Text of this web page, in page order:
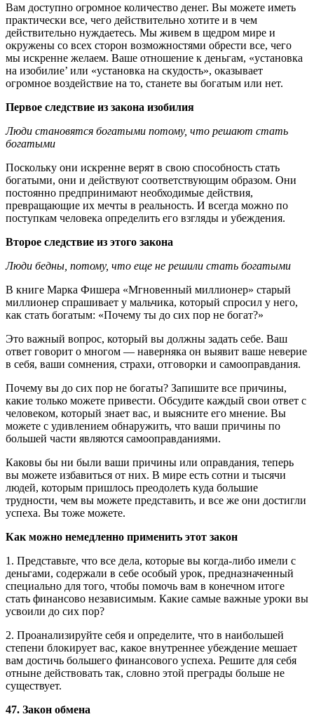
Вам доступно огромное количество денег. Вы можете иметь
практически все, чего действительно хотите и в чем
действительно нуждаетесь. Мы живем в щедром мире и
окружены со всех сторон возможностями обрести все, чего
мы искренне желаем. Ваше отношение к деньгам, «установка
на изобилие’ или «установка на скудость», оказывает
огромное воздействие на то, станете вы богатым или нет.
Первое следствие из закона изобилия
Люди становятся богатыми потому, что решают стать
богатыми
Поскольку они искренне верят в свою способность стать
богатыми, они и действуют соответствующим образом. Они
постоянно предпринимают необходимые действия,
превращающие их мечты в реальность. И всегда можно по
поступкам человека определить его взгляды и убеждения.
Второе следствие из этого закона
Люди бедны, потому, что еще не решили стать богатыми
В книге Марка Фишера «Мгновенный миллионер» старый
миллионер спрашивает у мальчика, который спросил у него,
как стать богатым: «Почему ты до сих пор не богат?»
Это важный вопрос, который вы должны задать себе. Ваш
ответ говорит о многом — наверняка он выявит ваше неверие
в себя, ваши сомнения, страхи, отговорки и самооправдания.
Почему вы до сих пор не богаты? Запишите все причины,
какие только можете привести. Обсудите каждый свои ответ с
человеком, который знает вас, и выясните его мнение. Вы
можете с удивлением обнаружить, что ваши причины по
большей части являются самооправданиями.
Каковы бы ни были ваши причины или оправдания, теперь
вы можете избавиться от них. В мире есть сотни и тысячи
людей, которым пришлось преодолеть куда большие
трудности, чем вы можете представить, и все же они достигли
успеха. Вы тоже можете.
Как можно немедленно применить этот закон
1. Представьте, что все дела, которые вы когда-либо имели с
деньгами, содержали в себе особый урок, предназначенный
специально для того, чтобы помочь вам в конечном итоге
стать финансово независимым. Какие самые важные уроки вы
усвоили до сих пор?
2. Проанализируйте себя и определите, что в наибольшей
степени блокирует вас, какое внутреннее убеждение мешает
вам достичь большего финансового успеха. Решите для себя
отныне действовать так, словно этой преграды больше не
существует.
47. Закон обмена